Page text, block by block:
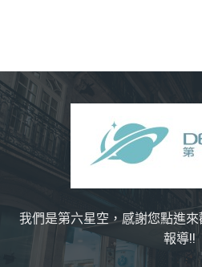
我們是第六星空，感謝您點進
報導!!